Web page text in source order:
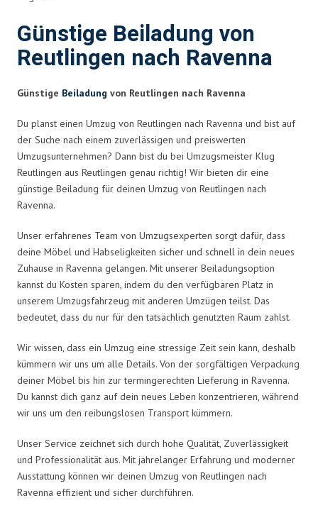
Günstige Beiladung von
Reutlingen nach Ravenna
Günstige Beiladung von Reutlingen nach Ravenna
Du planst einen Umzug von Reutlingen nach Ravenna und bist auf
der Suche nach einem zuverlässigen und preiswerten
Umzugsunternehmen? Dann bist du bei Umzugsmeister Klug
Reutlingen aus Reutlingen genau richtig! Wir bieten dir eine
günstige Beiladung für deinen Umzug von Reutlingen nach
Ravenna.
Unser erfahrenes Team von Umzugsexperten sorgt dafür, dass
deine Möbel und Habseligkeiten sicher und schnell in dein neues
Zuhause in Ravenna gelangen. Mit unserer Beiladungsoption
kannst du Kosten sparen, indem du den verfügbaren Platz in
unserem Umzugsfahrzeug mit anderen Umzügen teilst. Das
bedeutet, dass du nur für den tatsächlich genutzten Raum zahlst.
Wir wissen, dass ein Umzug eine stressige Zeit sein kann, deshalb
kümmern wir uns um alle Details. Von der sorgfältigen Verpackung
deiner Möbel bis hin zur termingerechten Lieferung in Ravenna.
Du kannst dich ganz auf dein neues Leben konzentrieren, während
wir uns um den reibungslosen Transport kümmern.
Unser Service zeichnet sich durch hohe Qualität, Zuverlässigkeit
und Professionalität aus. Mit jahrelanger Erfahrung und moderner
Ausstattung können wir deinen Umzug von Reutlingen nach
Ravenna effizient und sicher durchführen.